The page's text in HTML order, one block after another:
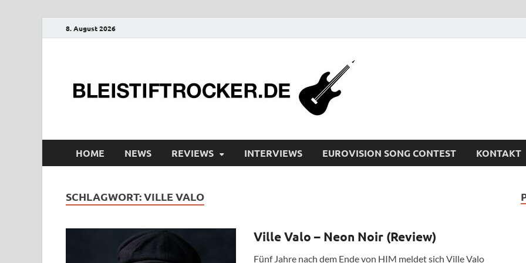
8. August 2026
HOME NEWS REVIEWS INTERVIEWS EUROVISION SONG CONTEST KONTAKT
SCHLAGWORT:VILLE VALO
Ville Valo – Neon Noir (Review)
Fünf Jahre nach dem Ende von HIM meldet sich Ville Valo